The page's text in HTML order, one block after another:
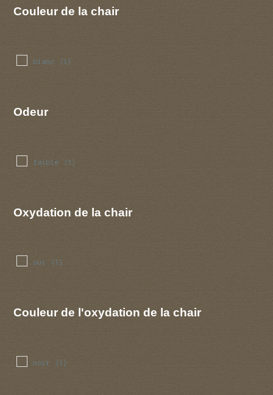
Couleur de la chair
blanc (1)
Odeur
faible (1)
Oxydation de la chair
oui (1)
Couleur de l'oxydation de la chair
noir (1)